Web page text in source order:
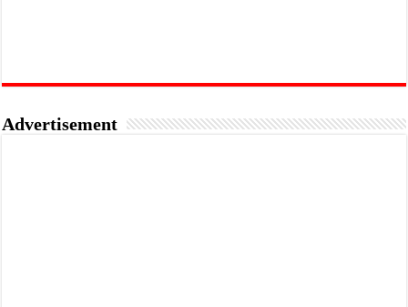
Advertisement